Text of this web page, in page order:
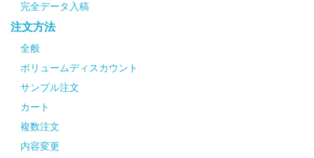
完全データ入稿
注文方法
全般
ボリュームディスカウント
サンプル注文
カート
複数注文
内容変更